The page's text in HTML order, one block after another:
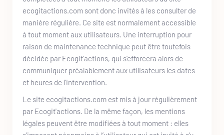
ecogitactions.com sont donc invités à les consulter de
manière régulière. Ce site est normalement accessible
à tout moment aux utilisateurs. Une interruption pour
raison de maintenance technique peut être toutefois
décidée par Ecogit'actions, qui s’efforcera alors de
communiquer préalablement aux utilisateurs les dates
et heures de l’intervention.
Le site ecogitactions.com est mis à jour régulièrement
par Ecogit'actions . De la même façon, les mentions
légales peuvent être modifiées à tout moment : elles